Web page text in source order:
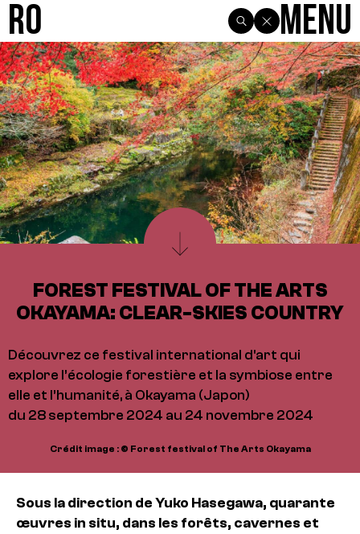
R0 Menu
FOREST FESTIVAL OF THE ARTS
OKAYAMA: CLEAR-SKIES COUNTRY
Découvrez ce festival international d'art qui
explore l’écologie forestière et la symbiose entre
elle et l’humanité, à Okayama (Japon)
du 28 septembre 2024 au 24 novembre 2024
Crédit image : © Forest festival of The Arts Okayama
Sous la direction de Yuko Hasegawa, quarante
œuvres in situ, dans les forêts, cavernes et